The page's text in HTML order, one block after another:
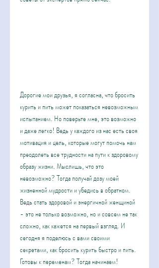
Дорогие мои друзья, я согласна, что бросить
курить и пить может показаться невозможным
испытанием. Но поверьте мне, это возможно
и даже легко! Ведь у каждого из нас есть своя
мотивация и цель, которые могут помочь нам
преодолеть все трудности на пути к здоровому
образу жизни. Мыслишь, что это
невозможно? Тогда получай дозу моей
жизненной мудрости и убедись в обратном.
Ведь стать здоровой и энергичной женщиной
- это не только возможно, но и совсем не так
сложно, как кажется на первый взгляд. И
сегодня я поделюсь с вами своими
секретами, как бросить курить быстро и пить.
Готовы к переменам? Тогда начинаем!